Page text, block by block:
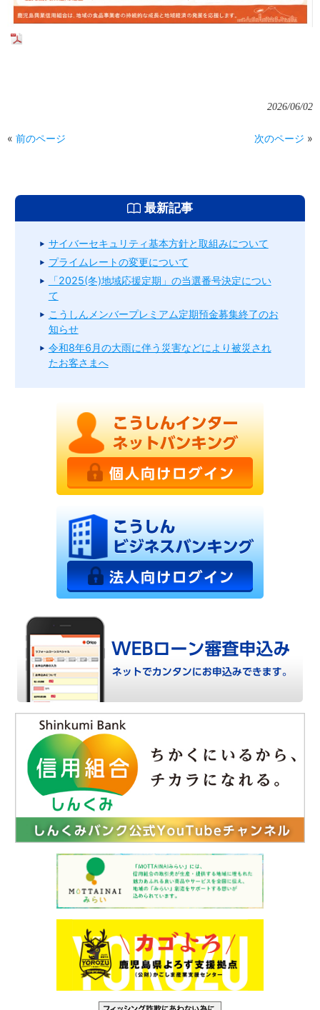
2026/06/02
« 前のページ 次のページ »
最新記事
サイバーセキュリティ基本方針と取組みについて
プライムレートの変更について
「2025(冬)地域応援定期」の当選番号決定につい
て
こうしんメンバープレミアム定期預金募集終了のお
知らせ
令和8年6月の大雨に伴う災害などにより被災され
たお客さまへ